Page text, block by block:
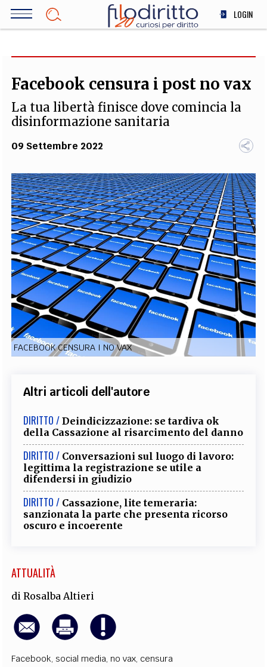
Salta
LOGIN
SOCIETÀ
MEDICINA
SCIENZA
TEAM
FILODIRITTO REDAZIONE COMITATO SCIENTIFICO AUTORI CURATORI
FOTOGRAFI PARTNER COLLABORA CON NOI
EXTRA
CODICI RUBRICHE LIBRI PROCEEDINGS PUBBLICITÀ CONTATTI
SOCIAL MEDIA
Facebook censura i post no vax
La tua libertà finisce dove comincia la
disinformazione sanitaria
09 Settembre 2022
FACEBOOK CENSURA I NO VAX
Altri articoli dell'autore
DIRITTO / Deindicizzazione: se tardiva ok
della Cassazione al risarcimento del danno
DIRITTO / Conversazioni sul luogo di lavoro:
legittima la registrazione se utile a
difendersi in giudizio
DIRITTO / Cassazione, lite temeraria:
sanzionata la parte che presenta ricorso
oscuro e incoerente
ATTUALITÀ
diRosalba Altieri
Facebook,social media, no vax, censura